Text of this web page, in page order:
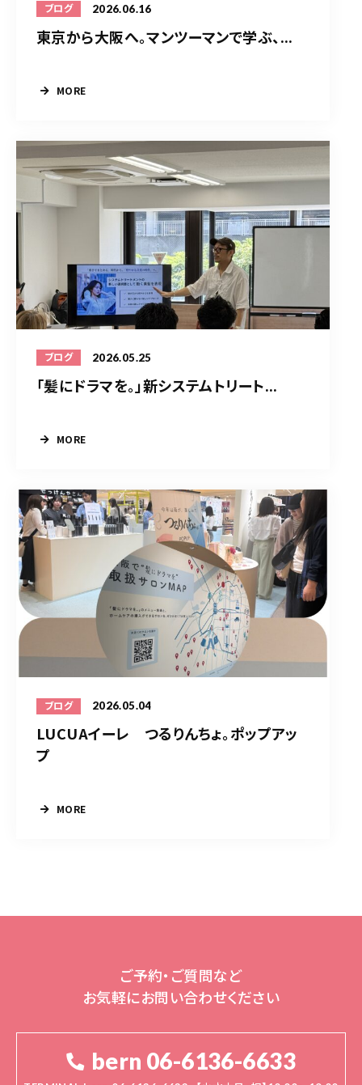
ブログ 2026.06.16
東京から大阪へ。マンツーマンで学ぶ、...
MORE
ブログ 2026.05.25
「髪にドラマを。」新システムトリート...
MORE
ブログ 2026.05.04
LUCUAイーレ つるりんちょ。ポップアッ
プ
MORE
ご予約・ご質問など
お気軽にお問い合わせください
bern 06-6136-6633